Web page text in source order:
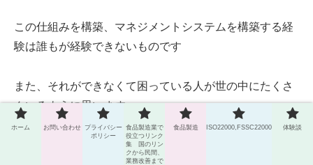
この仕組みを構築、マネジメントシステムを構築する経
験は誰もが経験できないものです
また、それができなくて困っている人が世の中にたくさ
んいるように思います
特に品質部門を始めとする管理部門の人たちの仕事は問
ホーム お問い合わせ
プライバシー
ポリシー
食品製造業で
役立つリンク
集 国のリン
クから民間、
業務改善まで
食品製造 ISO22000,FSSC22000 体験談